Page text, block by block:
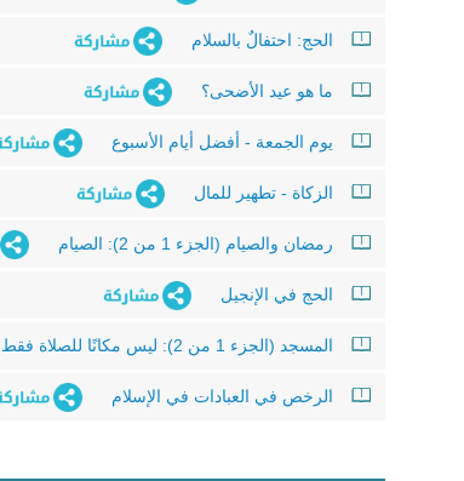
الحج: احتفالٌ بالسلام
ما هو عيد الأضحى؟
يوم الجمعة - أفضل أيام الأسبوع
الزكاة - تطهير للمال
رمضان والصيام (الجزء 1 من 2): الصيام
الحج في الإنجيل
المسجد (الجزء 1 من 2): ليس مكانًا للصلاة فقط
الرخص في العبادات في الإسلام